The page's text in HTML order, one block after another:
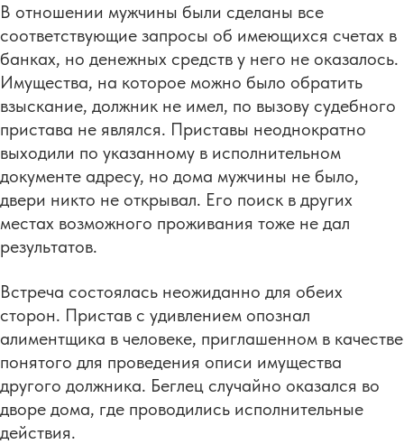
В отношении мужчины были сделаны все
соответствующие запросы об имеющихся счетах в
банках, но денежных средств у него не оказалось.
Имущества, на которое можно было обратить
взыскание, должник не имел, по вызову судебного
пристава не являлся. Приставы неоднократно
выходили по указанному в исполнительном
документе адресу, но дома мужчины не было,
двери никто не открывал. Его поиск в других
местах возможного проживания тоже не дал
результатов.
Встреча состоялась неожиданно для обеих
сторон. Пристав с удивлением опознал
алиментщика в человеке, приглашенном в качестве
понятого для проведения описи имущества
другого должника. Беглец случайно оказался во
дворе дома, где проводились исполнительные
действия.